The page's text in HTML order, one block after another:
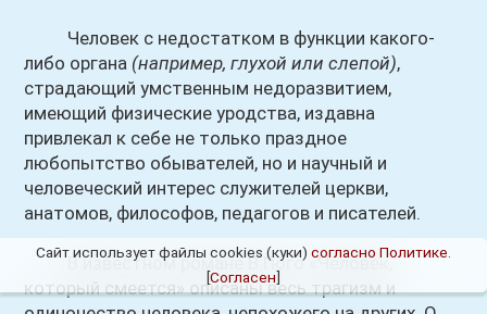
Человек с недостатком в функции какого-
либо органа (например, глухой или слепой),
страдающий умственным недоразвитием,
имеющий физические уродства, издавна
привлекал к себе не только праздное
любопытство обывателей, но и научный и
человеческий интерес служителей церкви,
анатомов, философов, педагогов и писателей.
В известном романе В.Гюго «Человек,
который смеется» описаны весь трагизм и
Сайт использует файлы cookies (куки) согласно Политике
[Согласен]